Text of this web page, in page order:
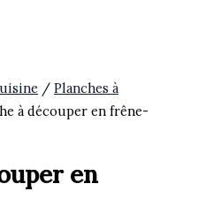
/Planches à
à découper en frêne-
en